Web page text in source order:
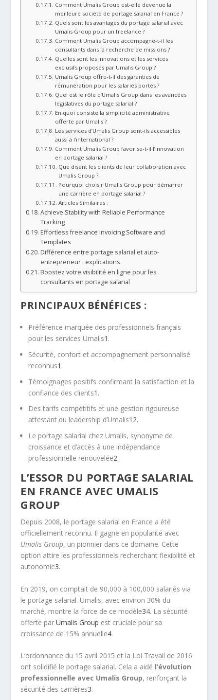
Comment Umalis Group est-elle devenue la
meilleure société de portage salarial en France ?
Quels sont les avantages du portage salarial avec
Umalis Group pour un freelance ?
Comment Umalis Group accompagne-t-il les
consultants dans la recherche de missions ?
Quelles sont les innovations et les services
exclusifs proposés par Umalis Group ?
Umalis Group offre-t-il des garanties de
rémunération pour les salariés portés ?
Quel est le rôle d’Umalis Group dans les avancées
législatives du portage salarial ?
En quoi consiste la simplicité administrative
offerte par Umalis ?
Les services d’Umalis Group sont-ils accessibles
aussi à l’international ?
Comment Umalis Group favorise-t-il l’innovation
en portage salarial ?
Que disent les clients de leur collaboration avec
Umalis Group ?
Pourquoi choisir Umalis Group pour démarrer
une carrière en portage salarial ?
Articles Similaires :
Achieve Stability with Reliable Performance
Tracking
Effortless freelance invoicing Software and
Templates
Différence entre portage salarial et auto-
entrepreneur : explications
Boostez votre visibilité en ligne pour les
consultants en portage salarial
PRINCIPAUX BÉNÉFICES :
Préférence marquée des professionnels français
pour les services Umalis1 .
Sécurité, confort et accompagnement personnalisé
reconnus1 .
Témoignages positifs confirmant la satisfaction et la
confiance des clients1 .
Des tarifs compétitifs et une gestion rigoureuse
attestant du leadership d’Umalis1 2.
Le portage salarial chez Umalis, synonyme de
croissance et d’accès à une indépendance
professionnelle renouvelée2.
L’ESSOR DU PORTAGE SALARIAL
EN FRANCE AVEC UMALIS
GROUP
Depuis 2008, le portage salarial en France a été
officiellement reconnu. Il gagne en popularité avec
Umalis Group, un pionnier dans ce domaine. Cette
option attire les professionnels recherchant flexibilité et
autonomie3.
En 2019, on comptait de 90,000 à 100,000 salariés via
le portage salarial. Umalis, avec environ 30% du
marché, montre la force de ce modèle34. La sécurité
offerte parUmalis Group est cruciale pour sa
croissance de 15% annuelle4.
L’ordonnance du 15 avril 2015 et la Loi Travail de 2016
ont solidifié le portage salarial. Cela a aidé l’évolution
professionnelle avec Umalis Group, renforçant la
sécurité des carrières3.